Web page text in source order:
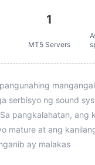
1
MT5 Servers
serbisyo ng sound
pangkalahatan, ang
mature at ang
ay malakas